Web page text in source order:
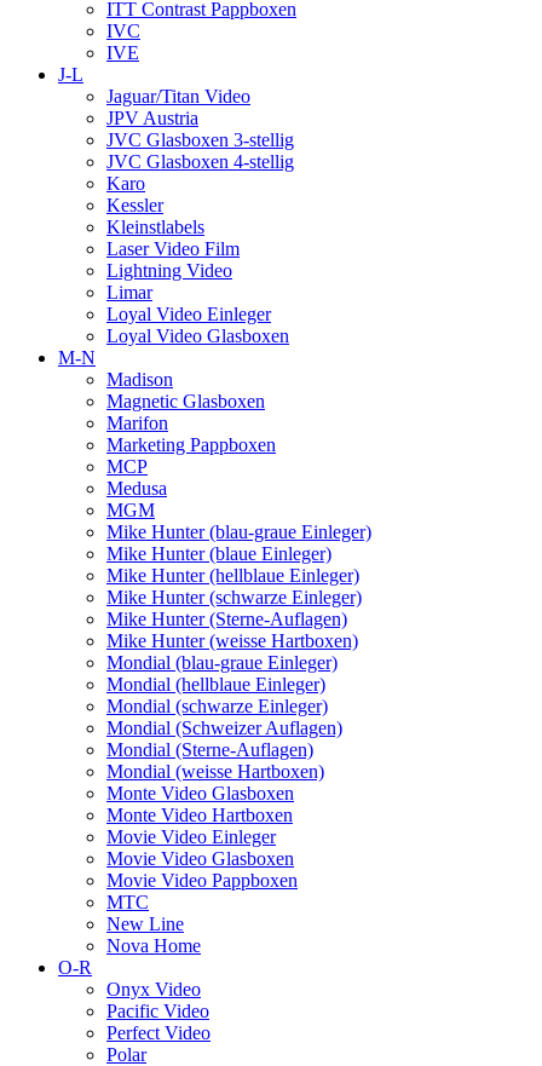
ITT Contrast Pappboxen
IVC
IVE
J-L
Jaguar/Titan Video
JPV Austria
JVC Glasboxen 3-stellig
JVC Glasboxen 4-stellig
Karo
Kessler
Kleinstlabels
Laser Video Film
Lightning Video
Limar
Loyal Video Einleger
Loyal Video Glasboxen
M-N
Madison
Magnetic Glasboxen
Marifon
Marketing Pappboxen
MCP
Medusa
MGM
Mike Hunter (blau-graue Einleger)
Mike Hunter (blaue Einleger)
Mike Hunter (hellblaue Einleger)
Mike Hunter (schwarze Einleger)
Mike Hunter (Sterne-Auflagen)
Mike Hunter (weisse Hartboxen)
Mondial (blau-graue Einleger)
Mondial (hellblaue Einleger)
Mondial (schwarze Einleger)
Mondial (Schweizer Auflagen)
Mondial (Sterne-Auflagen)
Mondial (weisse Hartboxen)
Monte Video Glasboxen
Monte Video Hartboxen
Movie Video Einleger
Movie Video Glasboxen
Movie Video Pappboxen
MTC
New Line
Nova Home
O-R
Onyx Video
Pacific Video
Perfect Video
Polar